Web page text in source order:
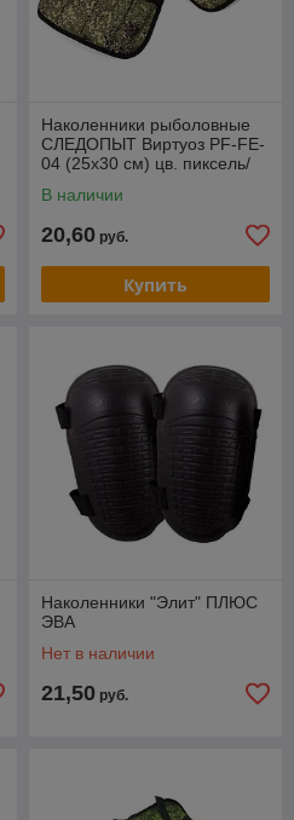
Наколенники рыболовные
СЛЕДОПЫТ Виртуоз PF-FE-
04 (25x30 см) цв. пиксель/
В наличии
20,60 руб.
Купить
Наколенники "Элит" ПЛЮС
ЭВА
Нет в наличии
21,50 руб.